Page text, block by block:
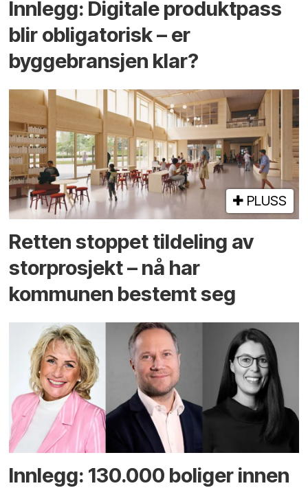
Innlegg: Digitale produktpass
blir obligatorisk – er
byggebransjen klar?
PLUSS
Retten stoppet tildeling av
storprosjekt – nå har
kommunen bestemt seg
Innlegg: 130.000 boliger innen